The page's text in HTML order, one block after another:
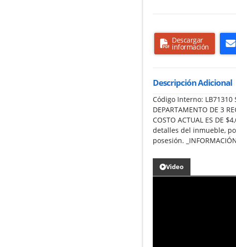
Descargar
información
Descripción Adicional
Código Interno: LB71310
DEPARTAMENTO DE 3
COSTO ACTUAL ES DE
detalles del inmueble,
posesión.
Video